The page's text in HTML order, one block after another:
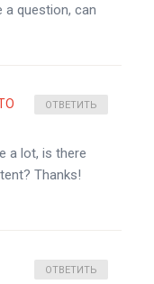
a question, can
a lot, is there
Thanks!
ОТВЕТИТЬ
ОТВЕТИТЬ